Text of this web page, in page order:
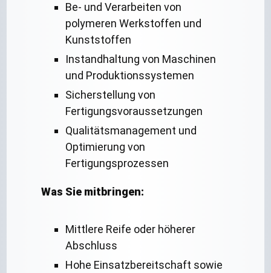
Be- und Verarbeiten von
polymeren Werkstoffen und
Kunststoffen
Instandhaltung von Maschinen
und Produktionssystemen
Sicherstellung von
Fertigungsvoraussetzungen
Qualitätsmanagement und
Optimierung von
Fertigungsprozessen
Was Sie mitbringen:
Mittlere Reife oder höherer
Abschluss
Hohe Einsatzbereitschaft sowie